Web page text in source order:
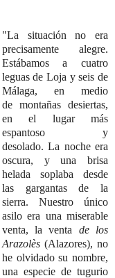
"La situación no era
precisamente alegre.
Estábamosa cuatro
leguas de Loja y seis de
Málaga, en medio
de montañas desiertas,
en el lugar más
espantoso y
desolado.La noche era
oscura, y una brisa
helada soplaba desde
las gargantas de la
sierra. Nuestro único
asilo era una miserable
venta, la venta de los
Arazolès(Alazores), no
he olvidado su nombre,
una especie de tugurio